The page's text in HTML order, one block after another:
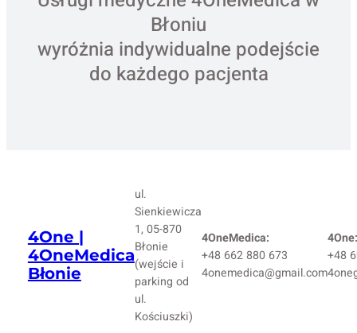
Błoniu
wyróżnia indywidualne podejście
do każdego pacjenta
4One |
4OneMedica
Błonie
ul.
Sienkiewicza
1, 05-870
Błonie
(wejście i
parking od
ul.
Kościuszki)
4OneMedica:
+48 662 880 673
4onemedica@gmail.com
4One:
+48